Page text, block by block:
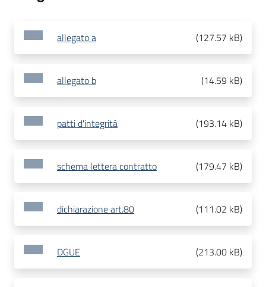
allegato a (127.57 kB)
allegato b (14.59 kB)
patti d'integrità (193.14 kB)
schema lettera contratto (179.47 kB)
dichiarazione art.80 (111.02 kB)
DGUE (213.00 kB)